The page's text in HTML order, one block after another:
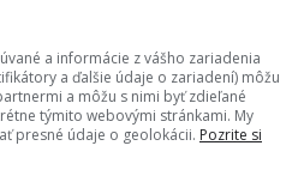
reďkovka aj k
a informácie z vášho zariadenia
a ďalšie údaje o zariadení) môžu
a môžu s nimi byť zdieľané
týmito webovými stránkami. My
presné údaje o geolokácii. Pozrite si